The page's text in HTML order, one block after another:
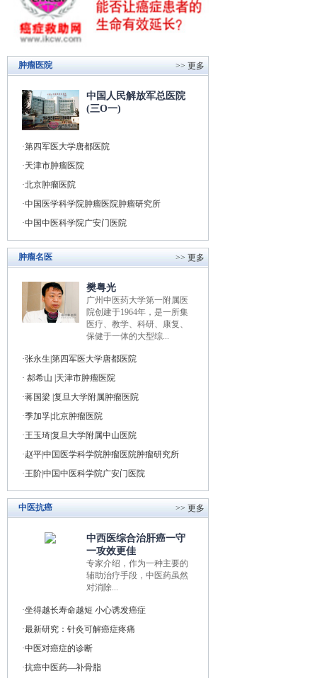
肿瘤医院 >> 更多
中国人民解放军总医院
(三O一)
第四军医大学唐都医院
天津市肿瘤医院
北京肿瘤医院
中国医学科学院肿瘤医院肿瘤研究所
中国中医科学院广安门医院
肿瘤名医 >> 更多
樊粤光
广州中医药大学第一附属医
院创建于1964年，是一所集
医疗、教学、科研、康复、
保健于一体的大型综...
张永生|第四军医大学唐都医院
郝希山 |天津市肿瘤医院
蒋国梁 |复旦大学附属肿瘤医院
季加孚|北京肿瘤医院
王玉琦|复旦大学附属中山医院
赵平|中国医学科学院肿瘤医院肿瘤研究所
王阶|中国中医科学院广安门医院
中医抗癌 >> 更多
中西医综合治肝癌一守
一攻效更佳
专家介绍，作为一种主要的
辅助治疗手段，中医药虽然
对消除...
坐得越长寿命越短 小心诱发癌症
最新研究：针灸可解癌症疼痛
中医对癌症的诊断
抗癌中医药—补骨脂